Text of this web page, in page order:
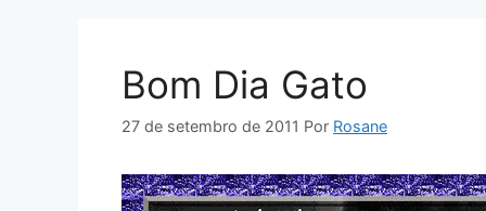
Bom Dia Gato
27 de setembro de 2011 Por Rosane